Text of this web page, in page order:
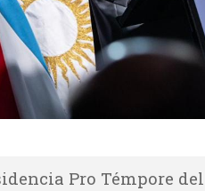
Pro Témpore